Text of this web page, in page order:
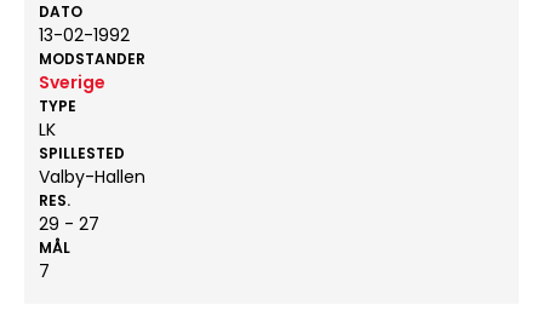
DATO
13-02-1992
MODSTANDER
Sverige
TYPE
LK
SPILLESTED
Valby-Hallen
RES.
29 - 27
MÅL
7